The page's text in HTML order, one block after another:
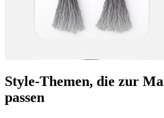
Style-Themen, die zur
passen